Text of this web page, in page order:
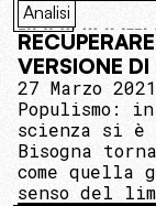
Analisi
VERSIONE
27 Marzo 2021
Populismo:
scienza si è
Bisogna
come quella
senso del